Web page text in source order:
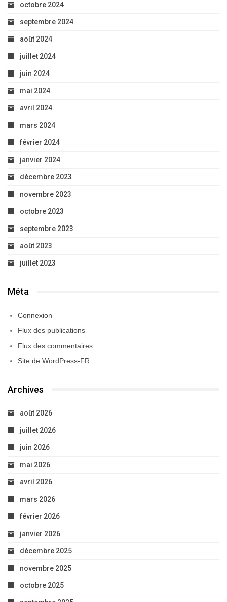
octobre 2024
septembre 2024
août 2024
juillet 2024
juin 2024
mai 2024
avril 2024
mars 2024
février 2024
janvier 2024
décembre 2023
novembre 2023
octobre 2023
septembre 2023
août 2023
juillet 2023
Méta
Connexion
Flux des publications
Flux des commentaires
Site de WordPress-FR
Archives
août 2026
juillet 2026
juin 2026
mai 2026
avril 2026
mars 2026
février 2026
janvier 2026
décembre 2025
novembre 2025
octobre 2025